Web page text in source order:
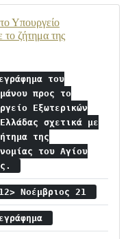
Υπουργείο
το ζήτημα της
του
προς το
Εξωτερικών
σχετικά με
της
του Αγίου
Νοέμβριος 21